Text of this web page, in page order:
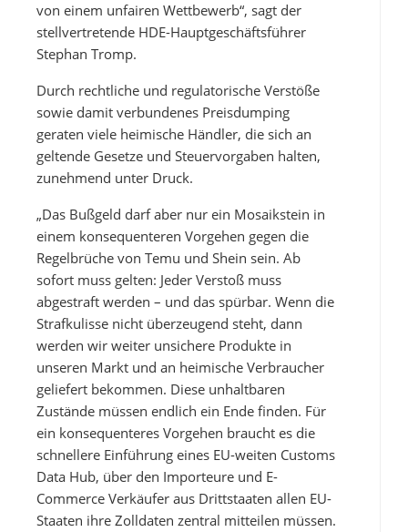
von einem unfairen Wettbewerb“, sagt der
stellvertretende HDE-Hauptgeschäftsführer
Stephan Tromp.
Durch rechtliche und regulatorische Verstöße
sowie damit verbundenes Preisdumping
geraten viele heimische Händler, die sich an
geltende Gesetze und Steuervorgaben halten,
zunehmend unter Druck.
„Das Bußgeld darf aber nur ein Mosaikstein in
einem konsequenteren Vorgehen gegen die
Regelbrüche von Temu und Shein sein. Ab
sofort muss gelten: Jeder Verstoß muss
abgestraft werden – und das spürbar. Wenn die
Strafkulisse nicht überzeugend steht, dann
werden wir weiter unsichere Produkte in
unseren Markt und an heimische Verbraucher
geliefert bekommen. Diese unhaltbaren
Zustände müssen endlich ein Ende finden. Für
ein konsequenteres Vorgehen braucht es die
schnellere Einführung eines EU-weiten Customs
Data Hub, über den Importeure und E-
Commerce Verkäufer aus Drittstaaten allen EU-
Staaten ihre Zolldaten zentral mitteilen müssen.